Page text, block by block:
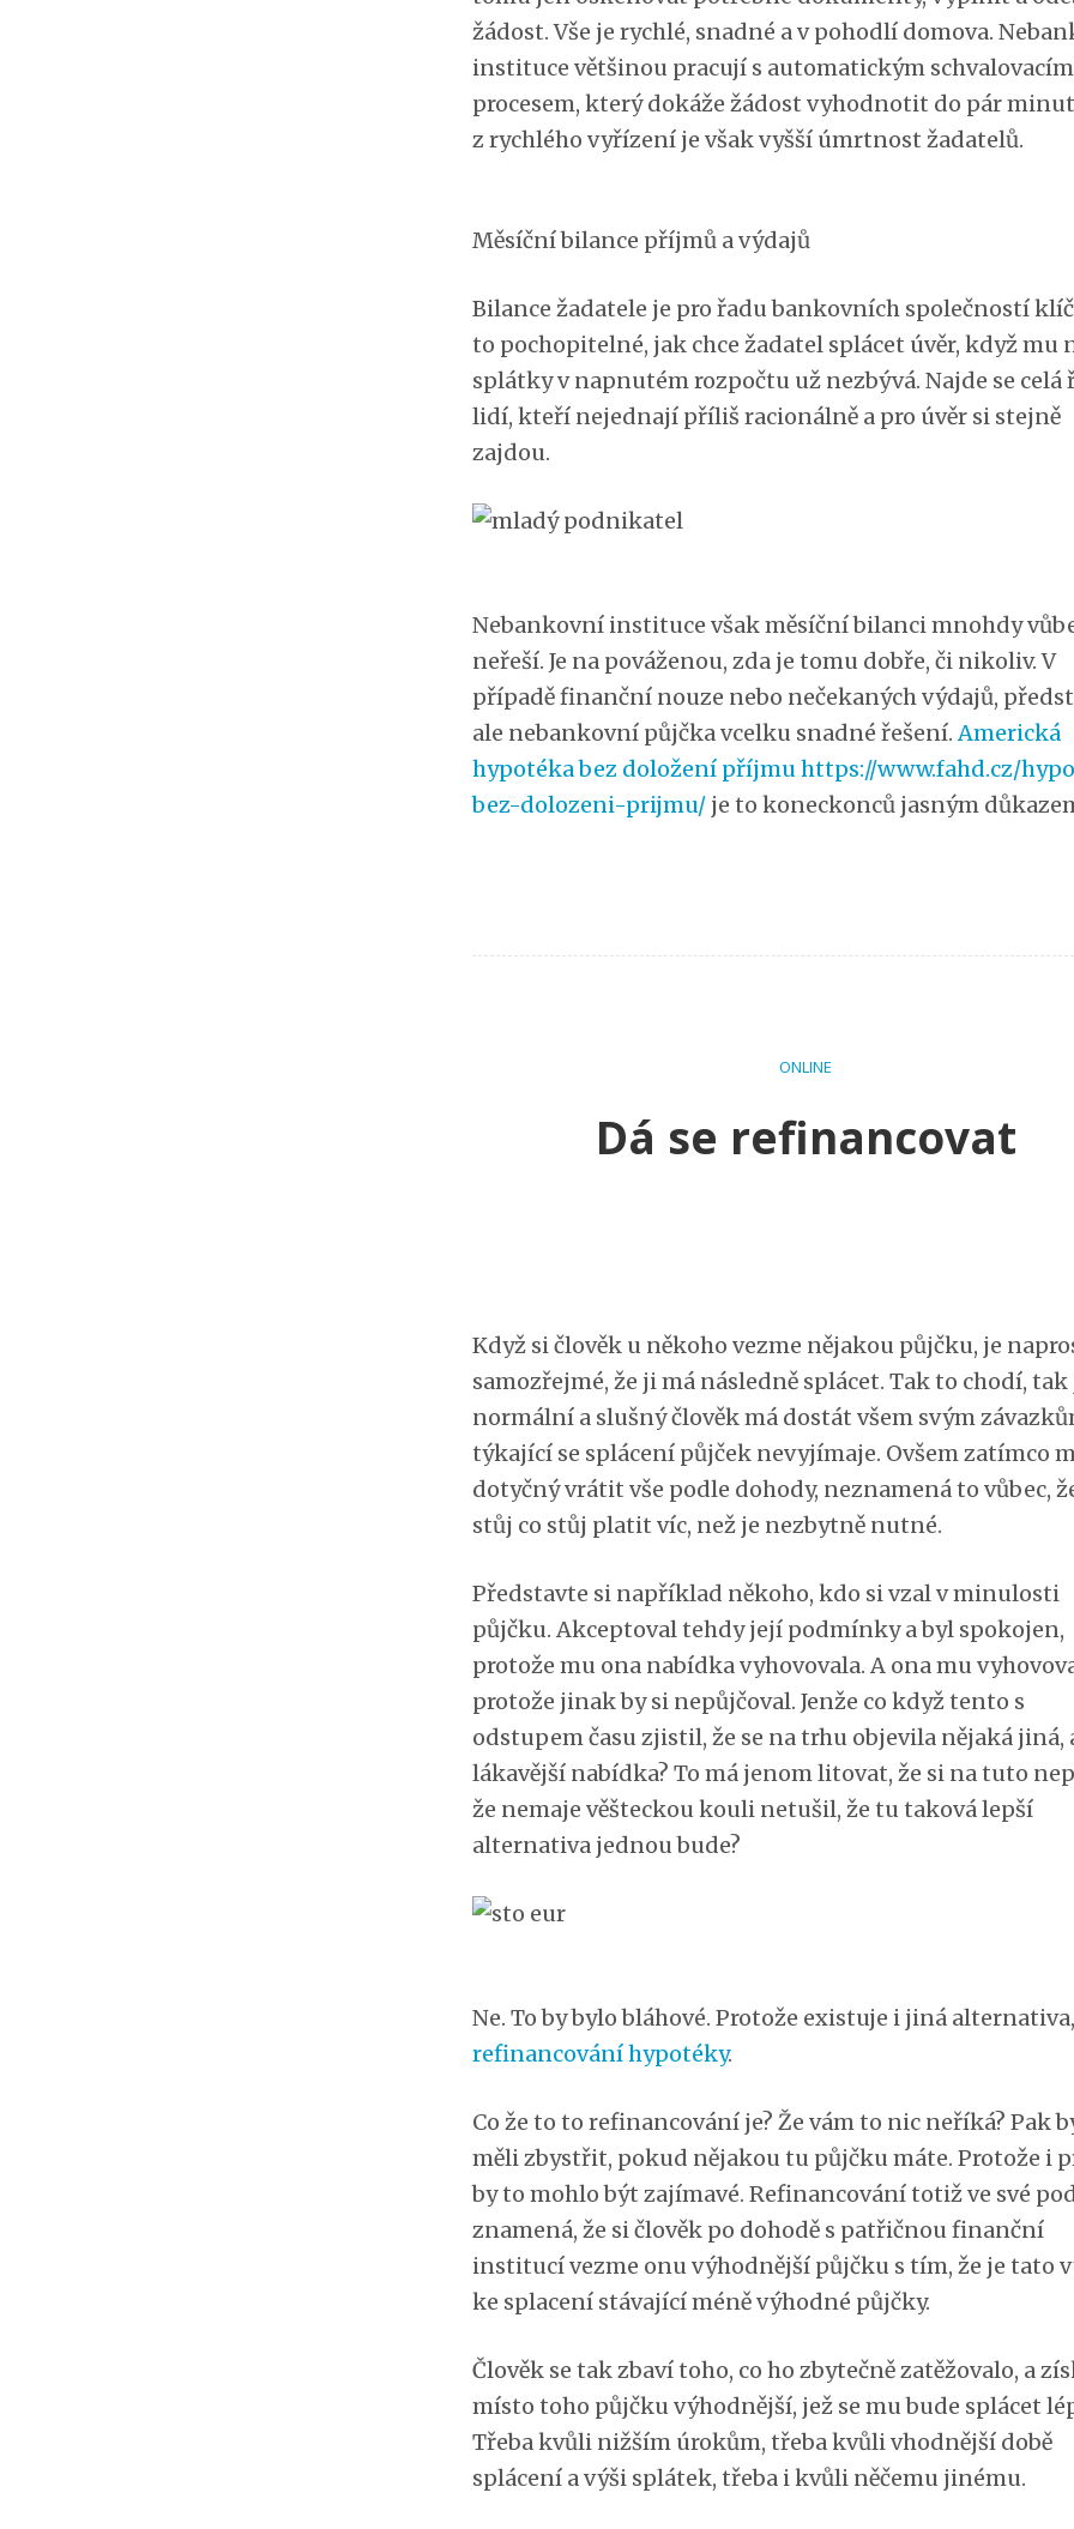
žádost. Vše je rychlé, snadné a v pohodlí domova.
instituce většinou pracují s automatickým schvalovacím
procesem, který dokáže žádost vyhodnotit do pár
z rychlého vyřízení je však vyšší úmrtnost žadatelů.
Měsíční bilance příjmů a výdajů
Bilance žadatele je pro řadu bankovních společností
to pochopitelné, jak chce žadatel splácet úvěr, když mu
splátky v napnutém rozpočtu už nezbývá. Najde se celá
lidí, kteří nejednají příliš racionálně a pro úvěr si stejně
zajdou.
Nebankovní instituce však měsíční bilanci mnohdy
neřeší. Je na pováženou, zda je tomu dobře, či nikoliv. V
případě finanční nouze nebo nečekaných výdajů,
ale nebankovní půjčka vcelku snadné řešení.Americká
hypotéka bez doložení příjmu https://www.fahd.cz/
bez-dolozeni-prijmu/je to koneckonců jasným
ONLINE
Dá se refinancovat
Když si člověk u někoho vezme nějakou půjčku, je
samozřejmé, že ji má následně splácet. Tak to chodí, tak
normální a slušný člověk má dostát všem svým
týkající se splácení půjček nevyjímaje. Ovšem zatímco
dotyčný vrátit vše podle dohody, neznamená to vůbec,
stůj co stůj platit víc, než je nezbytně nutné.
Představte si například někoho, kdo si vzal v minulosti
půjčku. Akceptoval tehdy její podmínky a byl spokojen,
protože mu ona nabídka vyhovovala. A ona mu
protože jinak by si nepůjčoval. Jenže co když tento s
odstupem času zjistil, že se na trhu objevila nějaká jiná,
lákavější nabídka? To má jenom litovat, že si na tuto
že nemaje věšteckou kouli netušil, že tu taková lepší
alternativa jednou bude?
Ne. To by bylo bláhové. Protože existuje i jiná
refinancování hypotéky.
Co že to to refinancování je? Že vám to nic neříká? Pak
měli zbystřit, pokud nějakou tu půjčku máte. Protože i
by to mohlo být zajímavé. Refinancování totiž ve své
znamená, že si člověk po dohodě s patřičnou finanční
institucí vezme onu výhodnější půjčku s tím, že je tato
ke splacení stávající méně výhodné půjčky.
Člověk se tak zbaví toho, co ho zbytečně zatěžovalo, a
místo toho půjčku výhodnější, jež se mu bude splácet
Třeba kvůli nižším úrokům, třeba kvůli vhodnější době
splácení a výši splátek, třeba i kvůli něčemu jinému.